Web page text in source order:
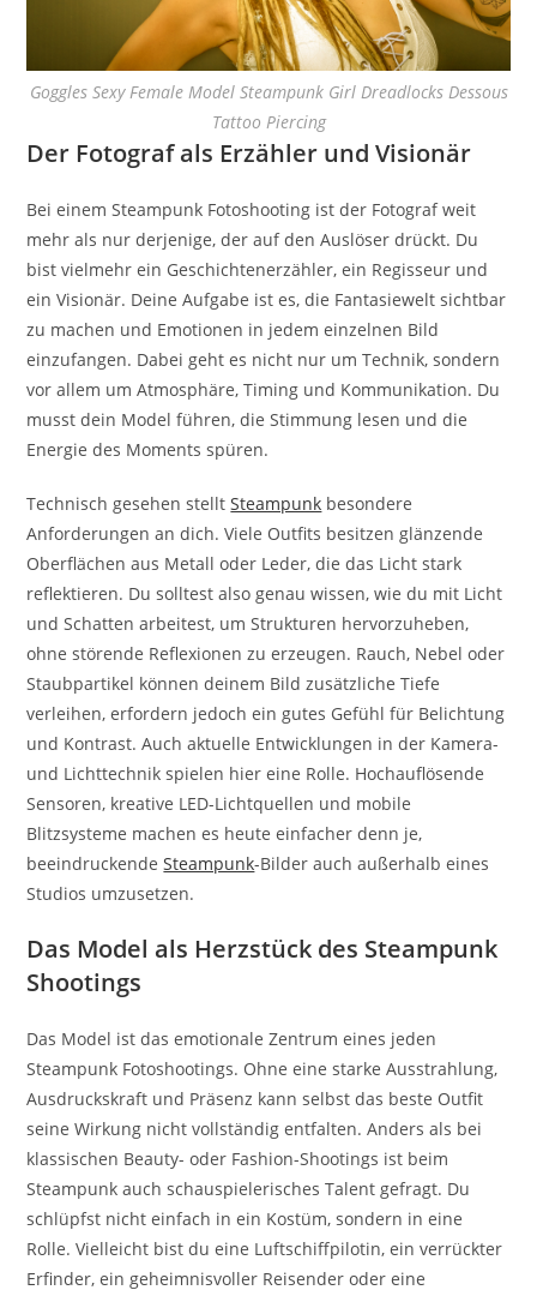
Goggles Sexy Female Model Steampunk Girl Dreadlocks Dessous
Tattoo Piercing
Der Fotograf als Erzähler und Visionär
Bei einem Steampunk Fotoshooting ist der Fotograf weit
mehr als nur derjenige, der auf den Auslöser drückt. Du
bist vielmehr ein Geschichtenerzähler, ein Regisseur und
ein Visionär. Deine Aufgabe ist es, die Fantasiewelt sichtbar
zu machen und Emotionen in jedem einzelnen Bild
einzufangen. Dabei geht es nicht nur um Technik, sondern
vor allem um Atmosphäre, Timing und Kommunikation. Du
musst dein Model führen, die Stimmung lesen und die
Energie des Moments spüren.
Technisch gesehen stelltSteampunk besondere
Anforderungen an dich. Viele Outfits besitzen glänzende
Oberflächen aus Metall oder Leder, die das Licht stark
reflektieren. Du solltest also genau wissen, wie du mit Licht
und Schatten arbeitest, um Strukturen hervorzuheben,
ohne störende Reflexionen zu erzeugen. Rauch, Nebel oder
Staubpartikel können deinem Bild zusätzliche Tiefe
verleihen, erfordern jedoch ein gutes Gefühl für Belichtung
und Kontrast. Auch aktuelle Entwicklungen in der Kamera-
und Lichttechnik spielen hier eine Rolle. Hochauflösende
Sensoren, kreative LED-Lichtquellen und mobile
Blitzsysteme machen es heute einfacher denn je,
beeindruckendeSteampunk-Bilder auch außerhalb eines
Studios umzusetzen.
Das Model als Herzstück des Steampunk
Shootings
Das Model ist das emotionale Zentrum eines jeden
Steampunk Fotoshootings. Ohne eine starke Ausstrahlung,
Ausdruckskraft und Präsenz kann selbst das beste Outfit
seine Wirkung nicht vollständig entfalten. Anders als bei
klassischen Beauty- oder Fashion-Shootings ist beim
Steampunk auch schauspielerisches Talent gefragt. Du
schlüpfst nicht einfach in ein Kostüm, sondern in eine
Rolle. Vielleicht bist du eine Luftschiffpilotin, ein verrückter
Erfinder, ein geheimnisvoller Reisender oder eine